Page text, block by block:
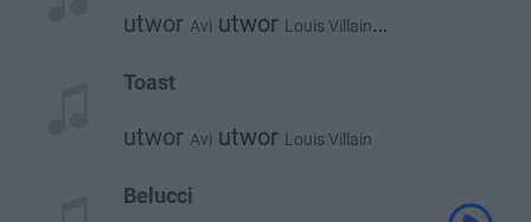
utwor Avi utwor Louis Villain
Toast
utwor Avi utwor Louis Villain
Belucci